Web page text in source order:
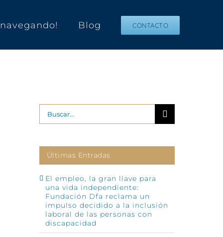
navegando! Blog CONTACTO
Buscar:
Últimas Entradas
El empleo, la gran llave para
una vida independiente:
Fundación Dfa reclama un
impulso decidido a la inclusión
laboral de las personas con
discapacidad